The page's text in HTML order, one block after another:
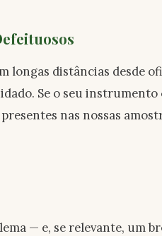
distâncias desde
Se o seu
nas nossas
— e, se relevante, um